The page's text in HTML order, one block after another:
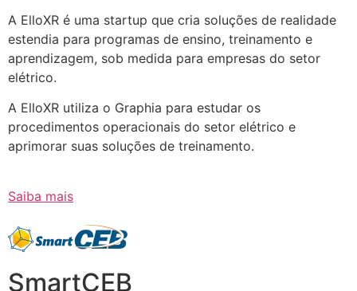
A ElloXR é uma startup que cria soluções de realidade
estendia para programas de ensino, treinamento e
aprendizagem, sob medida para empresas do setor
elétrico.
A ElloXR utiliza o Graphia para estudar os
procedimentos operacionais do setor elétrico e
aprimorar suas soluções de treinamento.
Saiba mais
SmartCEB